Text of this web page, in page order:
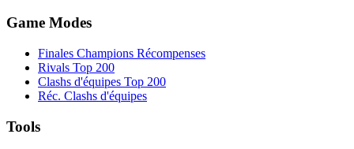
Game Modes
Finales Champions Récompenses
Rivals Top 200
Clashs d'équipes Top 200
Réc. Clashs d'équipes
Tools